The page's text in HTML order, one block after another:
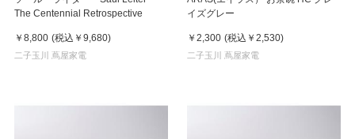
The Centennial Retrospective
￥8,800 (税込 ￥9,680)
二子玉川 蔦屋家電
イズグレー
￥2,300 (税込 ￥2,530)
二子玉川 蔦屋家電